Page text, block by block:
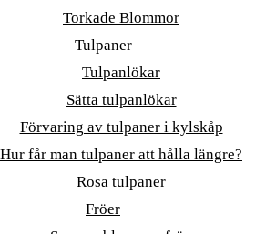
Torkade Blommor
Tulpaner
Tulpanlökar
Sätta tulpanlökar
Förvaring av tulpaner i kylskåp
Hur får man tulpaner att hålla längre?
Rosa tulpaner
Fröer